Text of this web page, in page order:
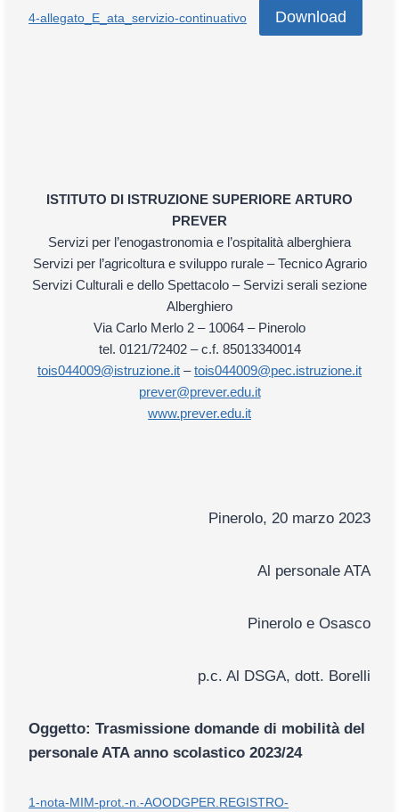
4-allegato_E_ata_servizio-continuativo Download
ISTITUTO DI ISTRUZIONE SUPERIORE ARTURO
PREVER
Servizi per l’enogastronomia e l’ospitalità alberghiera
Servizi per l’agricoltura e sviluppo rurale – Tecnico Agrario
Servizi Culturali e dello Spettacolo – Servizi serali sezione
Alberghiero
Via Carlo Merlo 2 – 10064 – Pinerolo
tel. 0121/72402 – c.f. 85013340014
tois044009@istruzione.it –tois044009@pec.istruzione.it
prever@prever.edu.it
www.prever.edu.it
Pinerolo, 20 marzo 2023
Al personale ATA
Pinerolo e Osasco
p.c. Al DSGA, dott. Borelli
Oggetto: Trasmissione domande di mobilità del
personale ATA anno scolastico 2023/24
1-nota-MIM-prot.-n.-AOODGPER.REGISTRO-